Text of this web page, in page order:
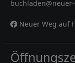
Neuer Weg auf